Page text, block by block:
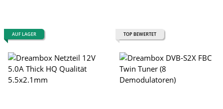
AUF LAGER TOP BEWERTET